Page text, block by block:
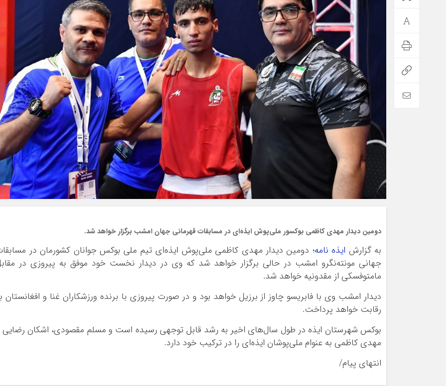
دومین دیدار مهدی کاظمی بوکسور ملی‌پوش ایذه‌ای در مسابقات قهرمانی جهان امشب برگزار خواهد شد.
به گزارش ایذه نامه؛ دومین دیدار مهدی کاظمی ملی‌پوش ایذه‌ای تیم ملی بوکس جوانان کشورمان در
جهانی مونته‌نگرو امشب در حالی برگزار خواهد شد که وی در دیدار نخست خود موفق به پیروزی در
مامتوفسکی از مقدونیه خواهد شد.
دیدار امشب وی با فابریسو‌ چاوز از برزیل خواهد بود و در صورت پیروزی با برنده ورزشکاران غنا و افغانستان
رقابت خواهد پرداخت.
بوکس شهرستان ایذه در طول سال‌های اخیر به رشد قابل توجهی رسیده است و مسلم مقصودی، اشکان رضایی
مهدی کاظمی به عنوام ملی‌پوشان ایذه‌ای را در ترکیب خود دارد.
انتهای پیام/